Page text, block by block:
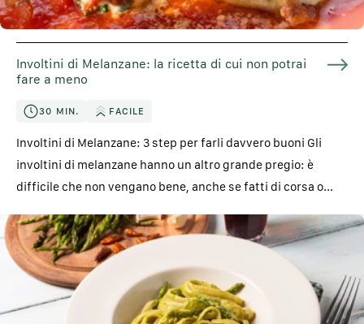
Involtini di Melanzane: la ricetta di cui non potrai
fare a meno
30 MIN. FACILE
Involtini di Melanzane: 3 step per farli davvero buoni Gli
involtini di melanzane hanno un altro grande pregio: è
difficile che non vengano bene, anche se fatti di corsa o...